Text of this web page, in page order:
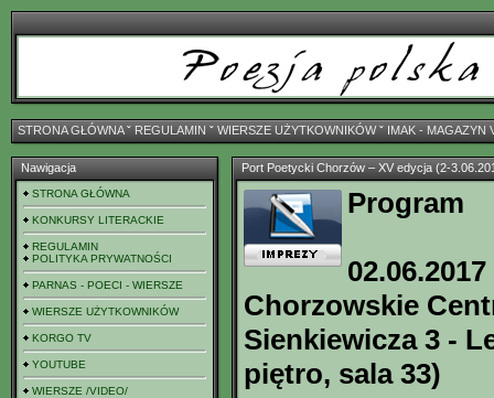
STRONA GŁÓWNAˇ REGULAMIN ˇ WIERSZE UŻYTKOWNIKÓWˇ IMAK - MAGAZYN
Nawigacja
STRONA GŁÓWNA
KONKURSY LITERACKIE
REGULAMIN
POLITYKA PRYWATNOŚCI
PARNAS - POECI - WIERSZE
WIERSZE UŻYTKOWNIKÓW
KORGO TV
YOUTUBE
WIERSZE /VIDEO/
Port Poetycki Chorzów – XV edycja (2-
Program
Chorzowskie
Sienkiewicza 3 -
piętro, sala 33)